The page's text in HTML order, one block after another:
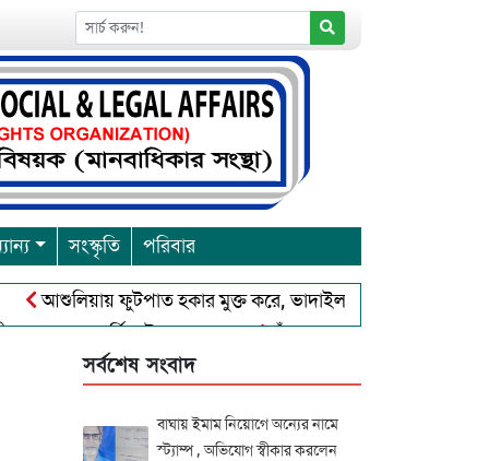
সংস্কৃতি পরিবার
ফুটপাত হকার মুক্ত করে, ভাদাইল প্রাইমারি ফ্রেন্ডস ক্লাব এর
পূর্নিমা উৎসব শুরু চাঁদপুরে বাংলাদেশ আহলে সুন্নাত
সর্বশেষ সংবাদ
বাঘায় ইমাম নিয়োগে অন্যের নামে
স্ট্যাম্প , অভিযোগ স্বীকার করলেন